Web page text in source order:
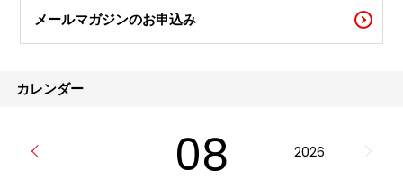
メールマガジンのお申込み
カレンダー
08 2026